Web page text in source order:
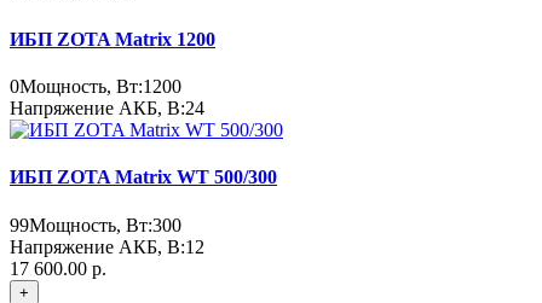
ИБП ZOTA Matrix 1200
0Мощность, Вт:1200
Напряжение АКБ, В:24
ИБП ZOTA Matrix WT 500/300
99Мощность, Вт:300
Напряжение АКБ, В:12
17 600.00 р.
+